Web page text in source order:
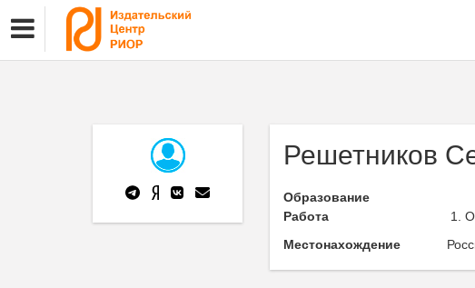
Решетников
Образование
Работа
Местонахождение